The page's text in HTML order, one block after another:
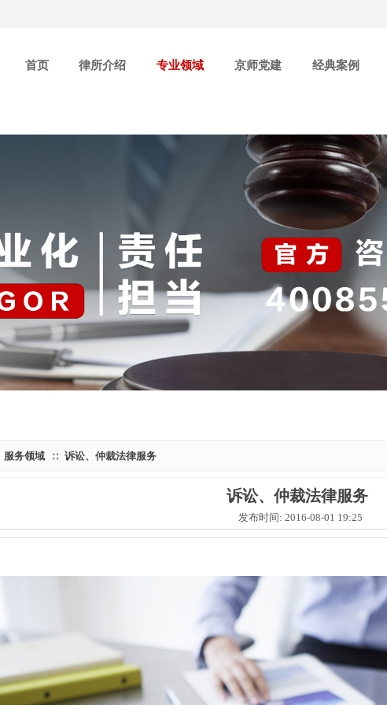
首页 律所介绍 专业领域 京师党建 经典案例
服务领域 ∷ 诉讼、仲裁法律服务
诉讼、仲裁法律服务
发布时间: 2016-08-01 19:25